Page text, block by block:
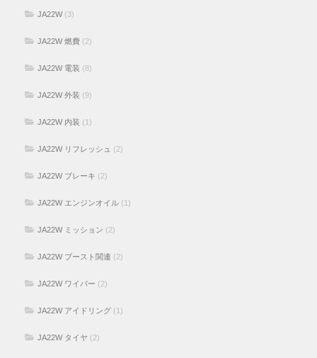
JA22W(3)
JA22W 燃費 (2)
JA22W 電装 (8)
JA22W 外装 (9)
JA22W 内装 (1)
JA22W リフレッシュ (2)
JA22W ブレーキ (2)
JA22W エンジンオイル (1)
JA22W ミッション (2)
JA22W ブースト関連 (2)
JA22W ワイパー (2)
JA22W アイドリング (1)
JA22W タイヤ (2)